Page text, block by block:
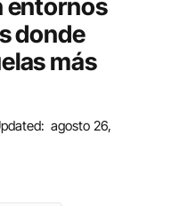
entornos
donde
más
agosto 26,